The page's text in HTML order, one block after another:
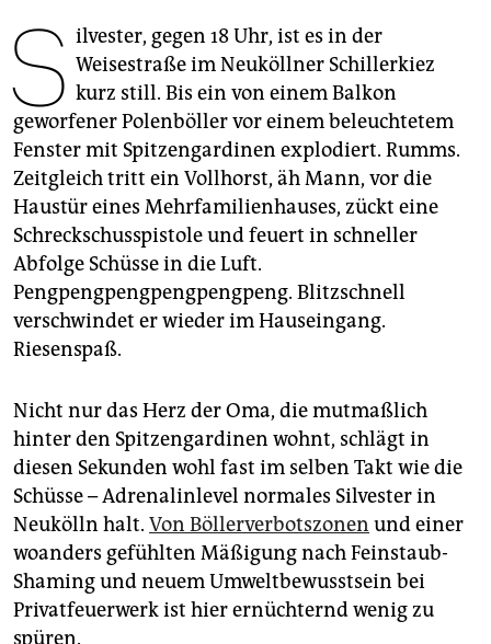
abo
genossenschaft
epaper login
S ilvester, gegen 18 Uhr, ist es in der
Weisestraße im Neuköllner Schillerkiez
kurz still. Bis ein von einem Balkon
geworfener Polenböller vor einem beleuchtetem
Fenster mit Spitzengardinen explodiert. Rumms.
Zeitgleich tritt ein Vollhorst, äh Mann, vor die
Haustür eines Mehrfamilienhauses, zückt eine
Schreckschusspistole und feuert in schneller
Abfolge Schüsse in die Luft.
Pengpengpengpengpengpeng. Blitzschnell
verschwindet er wieder im Hauseingang.
Riesenspaß.
Nicht nur das Herz der Oma, die mutmaßlich
hinter den Spitzengardinen wohnt, schlägt in
diesen Sekunden wohl fast im selben Takt wie die
Schüsse – Adrenalinlevel normales Silvester in
Neukölln halt. Von Böllerverbotszonen und einer
woanders gefühlten Mäßigung nach Feinstaub-
Shaming und neuem Umweltbewusstsein bei
Privatfeuerwerk ist hier ernüchternd wenig zu
spüren.